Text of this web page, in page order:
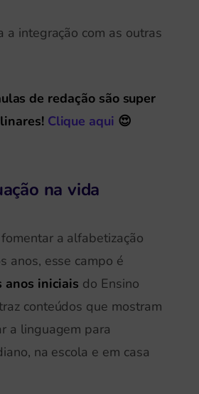
a integração com as outras
de redação são super
Clique aqui 😍
na vida
a alfabetização
anos, esse campo é
anos iniciais do Ensino
conteúdos que mostram
a linguagem para
na escola e em casa